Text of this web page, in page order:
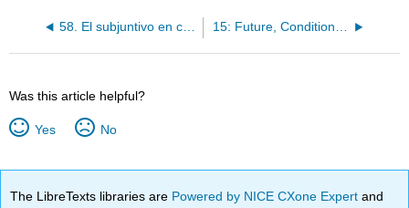
58. El subjuntivo en cláusulas adverbiales / The Subjunctive in Adverb Clauses 15: Future, Conditional, If-Clauses
Was this article helpful?
Yes No
The LibreTexts libraries are Powered by NICE CXone Expertand